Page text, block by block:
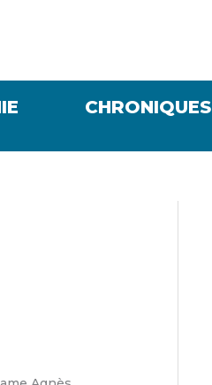
CHRONIQUES